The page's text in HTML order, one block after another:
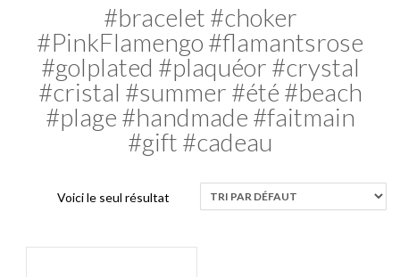
#bracelet #choker
#PinkFlamengo #flamantsrose
#golplated #plaquéor #crystal
#cristal #summer #été #beach
#plage #handmade #faitmain
#gift #cadeau
Voici le seul résultat